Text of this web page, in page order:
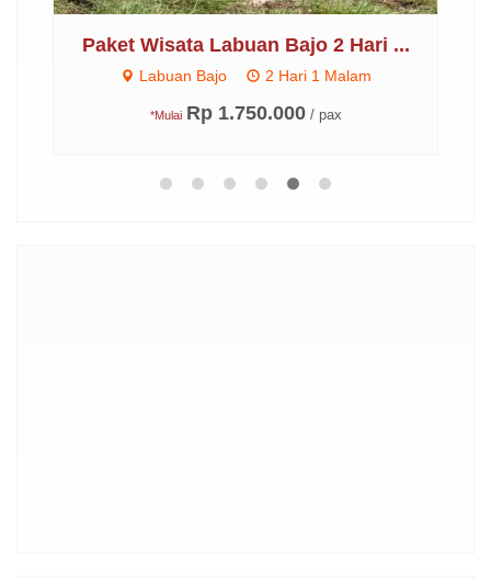
Paket Wisata Labuan Bajo 2 Hari ...
Labuan Bajo 2 Hari 1 Malam
*Mulai Rp 1.750.000 / pax